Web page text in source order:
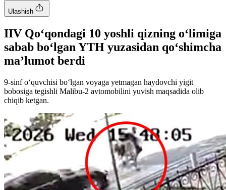
Ulashish
IIV Qo‘qondagi 10 yoshli qizning o‘limiga
sabab bo‘lgan YTH yuzasidan qo‘shimcha
ma’lumot berdi
9-sinf o‘quvchisi bo‘lgan voyaga yetmagan haydovchi yigit
bobosiga tegishli Malibu-2 avtomobilini yuvish maqsadida olib
chiqib ketgan.